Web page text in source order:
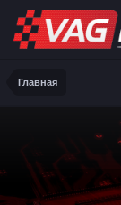
Главная